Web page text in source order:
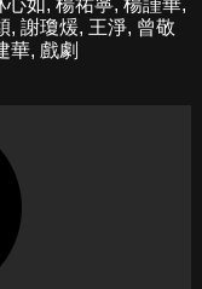
心如 , 楊祐寧, 楊謹華,
, 謝瓊煖, 王淨, 曾敬
華, 戲劇